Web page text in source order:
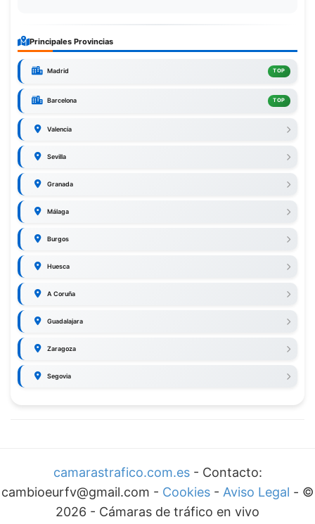
Principales Provincias
Madrid TOP
Barcelona TOP
Valencia
Sevilla
Granada
Málaga
Burgos
Huesca
A Coruña
Guadalajara
Zaragoza
Segovia
camarastrafico.com.es- Contacto:
cambioeurfv@gmail.com - Cookies - Aviso Legal - ©
2026 - Cámaras de tráfico en vivo